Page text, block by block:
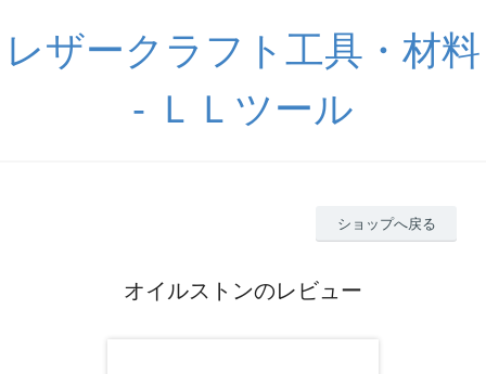
レザークラフト工具・材料
- ＬＬツール
ショップへ戻る
オイルストンのレビュー